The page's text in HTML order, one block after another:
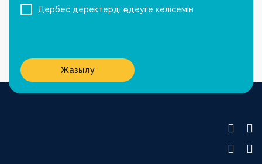
Дербес деректерді өңдеуге келісемін
Жазылу